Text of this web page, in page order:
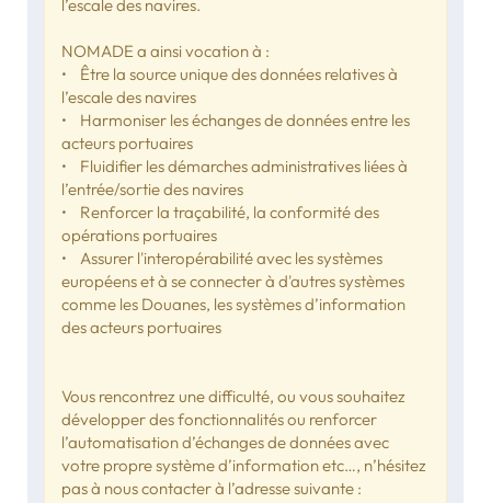
l’escale des navires.
NOMADE a ainsi vocation à :
• Être la source unique des données relatives à
l’escale des navires
• Harmoniser les échanges de données entre les
acteurs portuaires
• Fluidifier les démarches administratives liées à
l’entrée/sortie des navires
• Renforcer la traçabilité, la conformité des
opérations portuaires
• Assurer l'interopérabilité avec les systèmes
européens et à se connecter à d'autres systèmes
comme les Douanes, les systèmes d’information
des acteurs portuaires
Vous rencontrez une difficulté, ou vous souhaitez
développer des fonctionnalités ou renforcer
l’automatisation d’échanges de données avec
votre propre système d’information etc…, n’hésitez
pas à nous contacter à l’adresse suivante :